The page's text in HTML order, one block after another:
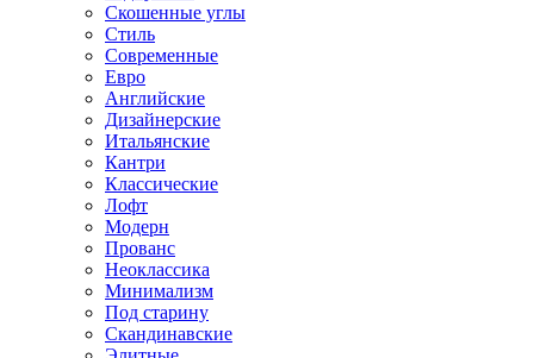
Скошенные углы
Стиль
Современные
Евро
Английские
Дизайнерские
Итальянские
Кантри
Классические
Лофт
Модерн
Прованс
Неоклассика
Минимализм
Под старину
Скандинавские